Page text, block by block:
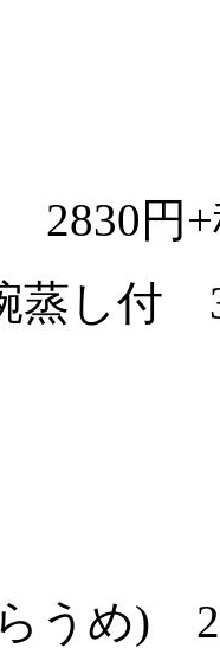
2830円
蒸し付
うめ)